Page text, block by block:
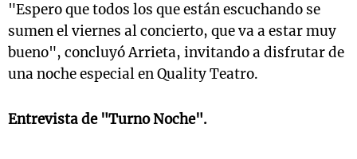
"Espero que todos los que están escuchando se
sumen el viernes al concierto, que va a estar muy
bueno", concluyó Arrieta, invitando a disfrutar de
una noche especial en Quality Teatro.
Entrevista de "Turno Noche".